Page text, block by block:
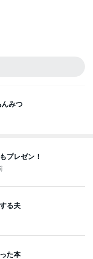
みつ
プレゼン！
る夫
た本